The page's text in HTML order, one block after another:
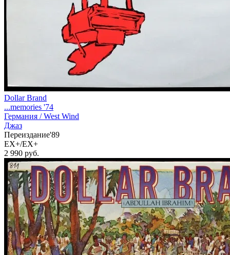
Dollar Brand
...memories '74
Германия /West Wind
Джаз
Переиздание'89
EX+/EX+
2 990 руб.